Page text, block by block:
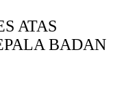
ATAS
BADAN